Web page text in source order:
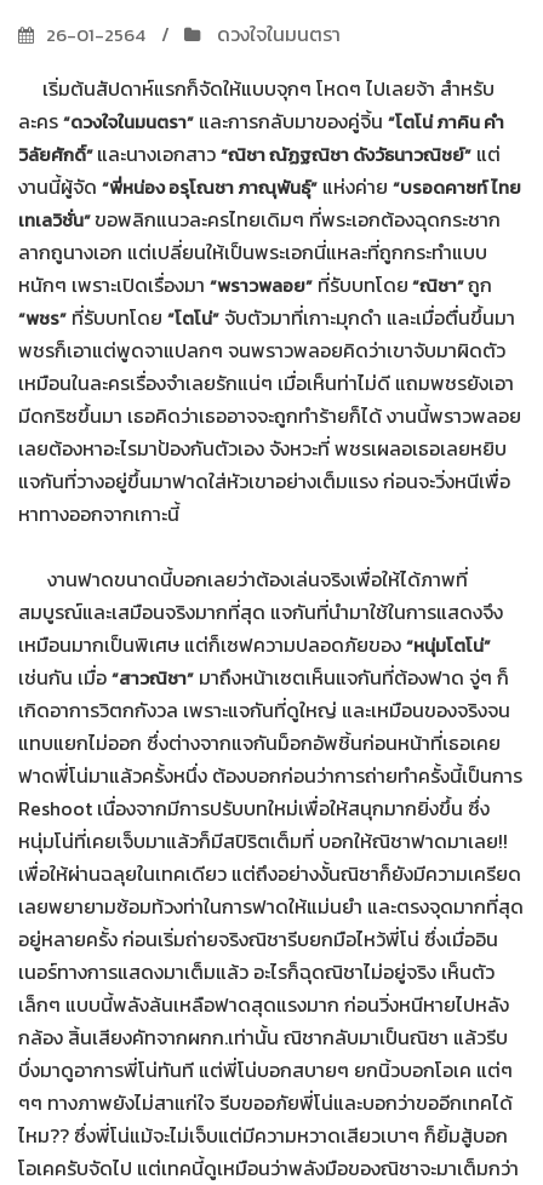
26-01-2564
ดวงใจในมนตรา
เริ่มต้นสัปดาห์แรกก็จัดให้แบบจุกๆ โหดๆ ไปเลยจ้า สำหรับ
ละคร“ดวงใจในมนตรา” และการกลับมาของคู่จิ้น “โตโน่ ภาคิน คำ
วิลัยศักดิ์”และนางเอกสาว“ณิชา ณัฏฐณิชา ดังวัธนาวณิชย์” แต่
งานนี้ผู้จัด “พี่หน่อง อรุโณชา ภาณุพันธุ์”​ แห่งค่าย “บรอดคาซท์ ไทย
เทเลวิชั่น”ขอพลิกแนวละครไทยเดิมๆ ที่พระเอกต้องฉุดกระชาก
ลากถูนางเอก แต่เปลี่ยนให้เป็นพระเอกนี่แหละที่ถูกกระทำแบบ
หนักๆ เพราะเปิดเรื่องมา “พราวพลอย” ที่รับบทโดย“ณิชา”ถูก
“พชร” ที่รับบทโดย “โตโน่”จับตัวมาที่เกาะมุกดำ และเมื่อตื่นขึ้นมา
พชรก็เอาแต่พูดจาแปลกๆ จนพราวพลอยคิดว่าเขาจับมาผิดตัว
เหมือนในละครเรื่องจำเลยรักแน่ๆ เมื่อเห็นท่าไม่ดี แถมพชรยังเอา
มีดกริซขึ้นมา เธอคิดว่าเธออาจจะถูกทำร้ายก็ได้ งานนี้พราวพลอย
เลยต้องหาอะไรมาป้องกันตัวเอง จังหวะที่ พชรเผลอเธอเลยหยิบ
แจกันที่วางอยู่ขึ้นมาฟาดใส่หัวเขาอย่างเต็มแรง ก่อนจะวิ่งหนีเพื่อ
หาทางออกจากเกาะนี้
งานฟาดขนาดนี้บอกเลยว่าต้องเล่นจริงเพื่อให้ได้ภาพที่
สมบูรณ์และเสมือนจริงมากที่สุด แจกันที่นำมาใช้ในการแสดงจึง
เหมือนมากเป็นพิเศษ แต่ก็เซฟความปลอดภัยของ“หนุ่มโตโน่”
เช่นกัน เมื่อ“สาวณิชา” มาถึงหน้าเซตเห็นแจกันที่ต้องฟาด จู่ๆ ก็
เกิดอาการวิตกกังวล เพราะแจกันที่ดูใหญ่ และเหมือนของจริงจน
แทบแยกไม่ออก ซึ่งต่างจากแจกันม็อกอัพชิ้นก่อนหน้าที่เธอเคย
ฟาดพี่โน่มาแล้วครั้งหนึ่ง ต้องบอกก่อนว่าการถ่ายทำครั้งนี้เป็นการ
Reshoot เนื่องจากมีการปรับบทใหม่เพื่อให้สนุกมากยิ่งขึ้น ซึ่ง
หนุ่มโน่ที่เคยเจ็บมาแล้วก็มีสปิริตเต็มที่ บอกให้ณิชาฟาดมาเลย!!
เพื่อให้ผ่านฉลุยในเทคเดียว แต่ถึงอย่างงั้นณิชาก็ยังมีความเครียด
เลยพยายามซ้อมท้วงท่าในการฟาดให้แม่นยำ และตรงจุดมากที่สุด
อยู่หลายครั้ง ก่อนเริ่มถ่ายจริงณิชารีบยกมือไหว้พี่โน่ ซึ่งเมื่ออิน
เนอร์ทางการแสดงมาเต็มแล้ว อะไรก็ฉุดณิชาไม่อยู่จริง เห็นตัว
เล็กๆ แบบนี้พลังล้นเหลือฟาดสุดแรงมาก ก่อนวิ่งหนีหายไปหลัง
กล้อง สิ้นเสียงคัทจากผกก.เท่านั้น ณิชากลับมาเป็นณิชา แล้วรีบ
บึ่งมาดูอาการพี่โน่ทันที แต่พี่โน่บอกสบายๆ ยกนิ้วบอกโอเค แต่ๆ
ๆๆ ทางภาพยังไม่สาแก่ใจ รีบขออภัยพี่โน่และบอกว่าขออีกเทคได้
ไหม?? ซึ่งพี่โน่แม้จะไม่เจ็บแต่มีความหวาดเสียวเบาๆ ก็ยิ้มสู้บอก
โอเคครับจัดไป แต่เทคนี้ดูเหมือนว่าพลังมือของณิชาจะมาเต็มกว่า